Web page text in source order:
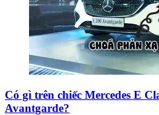
Có gì trên chiếc Mercedes E
Avantgarde?